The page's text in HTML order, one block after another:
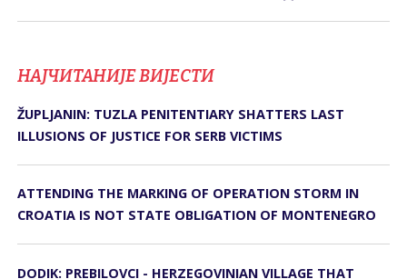
НАЈЧИТАНИЈЕ ВИЈЕСТИ
ŽUPLJANIN: TUZLA PENITENTIARY SHATTERS LAST
ILLUSIONS OF JUSTICE FOR SERB VICTIMS
ATTENDING THE MARKING OF OPERATION STORM IN
CROATIA IS NOT STATE OBLIGATION OF MONTENEGRO
DODIK: PREBILOVCI - HERZEGOVINIAN VILLAGE THAT